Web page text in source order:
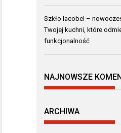
Szkło lacobel –
Twojej kuchni, które
funkcjonalność
NAJNOWSZE
ARCHIWA